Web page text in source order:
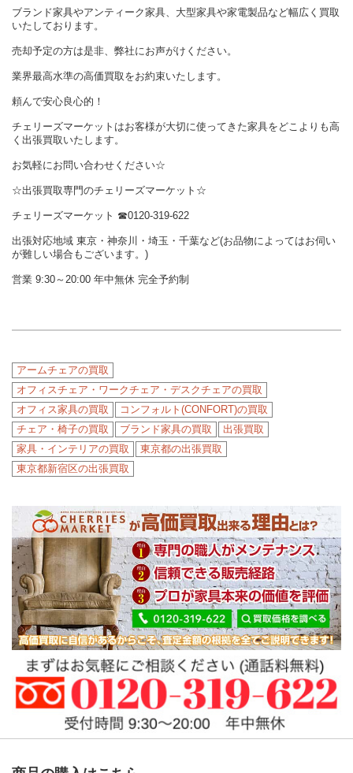
ブランド家具やアンティーク家具、大型家具や家電製品など幅広く買取
いたしております。
売却予定の方は是非、弊社にお声がけください。
業界最高水準の高価買取をお約束いたします。
頼んで安心良心的！
チェリーズマーケットはお客様が大切に使ってきた家具をどこよりも高
く出張買取いたします。
お気軽にお問い合わせください☆
☆出張買取専門のチェリーズマーケット☆
チェリーズマーケット ☎︎0120-319-622
出張対応地域 東京・神奈川・埼玉・千葉など(お品物によってはお伺い
が難しい場合もございます。)
営業 9:30～20:00 年中無休 完全予約制
アームチェアの買取
オフィスチェア・ワークチェア・デスクチェアの買取
オフィス家具の買取
コンフォルト(CONFORT)の買取
チェア・椅子の買取
ブランド家具の買取
出張買取
家具・インテリアの買取
東京都の出張買取
東京都新宿区の出張買取